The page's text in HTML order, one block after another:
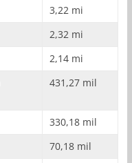
3,22 mi
2,32 mi
2,14 mi
431,27 mil
330,18 mil
70,18 mil